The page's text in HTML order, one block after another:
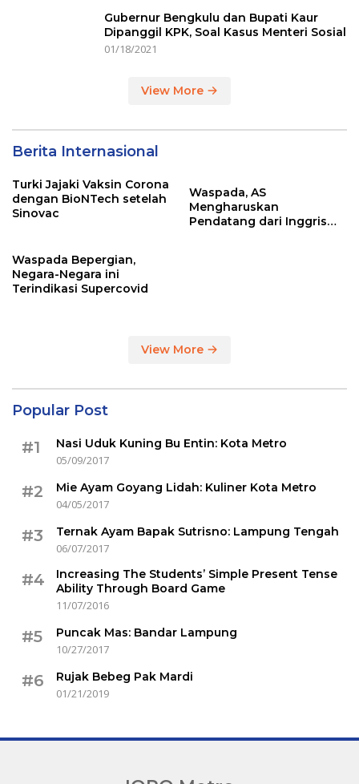
Gubernur Bengkulu dan Bupati Kaur
Dipanggil KPK, Soal Kasus Menteri Sosial
01/18/2021
View More
Berita Internasional
Turki Jajaki Vaksin Corona
dengan BioNTech setelah
Sinovac
Waspada, AS
Mengharuskan
Pendatang dari Inggris
Waspada Bepergian,
Negara-Negara ini
Terindikasi Supercovid
View More
Popular Post
#1
Nasi Uduk Kuning Bu Entin: Kota Metro
05/09/2017
#2
Mie Ayam Goyang Lidah: Kuliner Kota Metro
04/05/2017
#3
Ternak Ayam Bapak Sutrisno: Lampung Tengah
06/07/2017
#4
Increasing The Students’ Simple Present Tense
Ability Through Board Game
11/07/2016
#5
Puncak Mas: Bandar Lampung
10/27/2017
#6
Rujak Bebeg Pak Mardi
01/21/2019